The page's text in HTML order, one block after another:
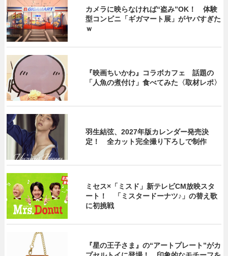
カメラに映らなければ“盗み”OK！ 体験
型コンビニ「ギガマート展」がヤバすぎた
ｗ
『映画ちいかわ』コラボカフェ 話題の
「人魚の煮付け」食べてみた〈取材レポ〉
羽生結弦、2027年版カレンダー発売決
定！ 全カット完全撮り下ろしで制作
ミセス×「ミスド」新テレビCM放映スタ
ート！ 「ミスタードーナツ♪」の替え歌
に初挑戦
『星の王子さま』の“アートプレート”がカ